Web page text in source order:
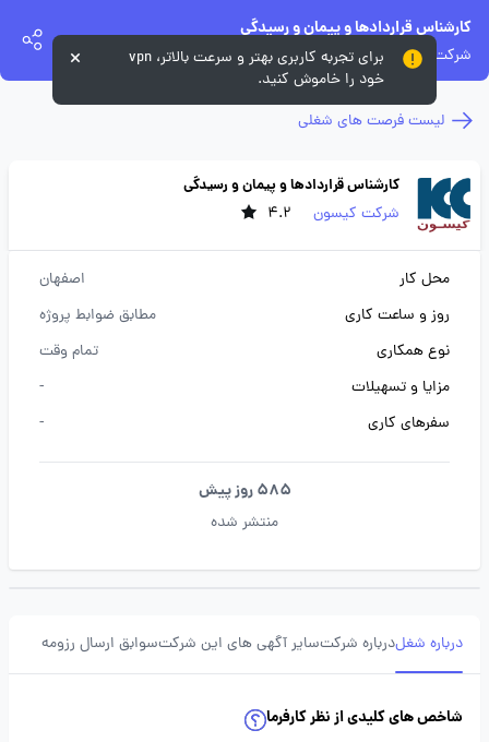
کارشناس قراردادها و پیمان و رسیدگی
شرکت کیسون
لیست فرصت های شغلی
کارشناس قراردادها و پیمان و رسیدگی
شرکت کیسون
4.2
محل کار
اصفهان
روز و ساعت کاری
مطابق ضوابط پروژه
نوع همکاری
تمام وقت
مزایا و تسهیلات
-
سفرهای کاری
-
585 روز پیش
منتشر شده
درباره شغلدرباره شرکتسایر آگهی های این شرکتسوابق ارسال رزومه
شاخص های کلیدی از نظر کارفرما
برای تجربه کاربری بهتر و سرعت بالاتر، vpn
خود را خاموش کنید.